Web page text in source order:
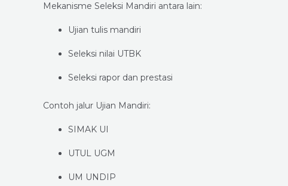
Mekanisme Seleksi Mandiri antara lain:
Ujian tulis mandiri
Seleksi nilai UTBK
Seleksi rapor dan prestasi
Contoh jalur Ujian Mandiri:
SIMAK UI
UTUL UGM
UM UNDIP